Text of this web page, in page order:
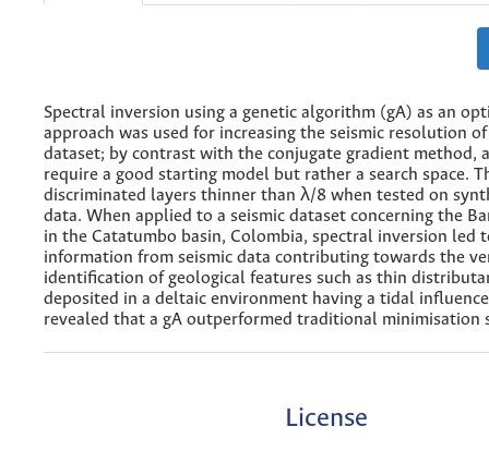
Spectral inversion using a genetic algorithm (gA) as an
approach was used for increasing the seismic resolution
dataset; by contrast with the conjugate gradient method,
require a good starting model but rather a search space.
discriminated layers thinner than λ/8 when tested on
data. When applied to a seismic dataset concerning the
in the Catatumbo basin, Colombia, spectral inversion led
information from seismic data contributing towards the
identification of geological features such as thin
deposited in a deltaic environment having a tidal
revealed that a gA outperformed traditional minimisation
License